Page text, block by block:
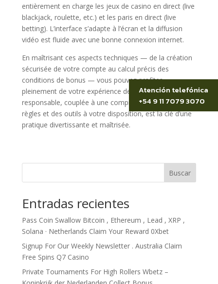
entièrement en charge les jeux de casino en direct (live
blackjack, roulette, etc.) et les paris en direct (live
betting). L’interface s’adapte à l’écran et la diffusion
vidéo est fluide avec une bonne connexion internet.
En maîtrisant ces aspects techniques — de la création
sécurisée de votre compte au calcul précis des
conditions de bonus — vous pouvez profiter
pleinement de votre expérience de jeu. Une approche
responsable, couplée à une compréhension claire des
règles et des outils à votre disposition, est la clé d’une
pratique divertissante et maîtrisée.
Buscar
Entradas recientes
Pass Coin Swallow Bitcoin , Ethereum , Lead , XRP ,
Solana · Netherlands Claim Your Reward 0Xbet
Signup For Our Weekly Newsletter . Australia Claim
Free Spins Q7 Casino
Private Tournaments For High Rollers Wbetz –
Atención telefónica
+54 9 11 7079 3070